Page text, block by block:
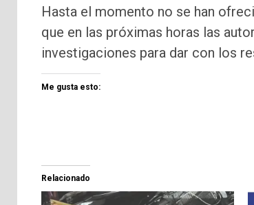
Hasta el momento no se han
que en las próximas horas las
investigaciones para dar con los
Me gusta esto:
Relacionado